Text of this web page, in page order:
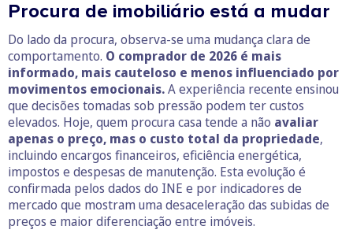
Procura de imobiliário está a mudar
Do lado da procura, observa-se uma mudança clara de
comportamento. O comprador de 2026 é mais
informado, mais cauteloso e menos influenciado por
movimentos emocionais.A experiência recente ensinou
que decisões tomadas sob pressão podem ter custos
elevados. Hoje, quem procura casa tende a não avaliar
apenas o preço, mas o custo total da propriedade,
incluindo encargos financeiros, eficiência energética,
impostos e despesas de manutenção. Esta evolução é
confirmada pelos dados do INE e por indicadores de
mercado que mostram uma desaceleração das subidas de
preços e maior diferenciação entre imóveis.